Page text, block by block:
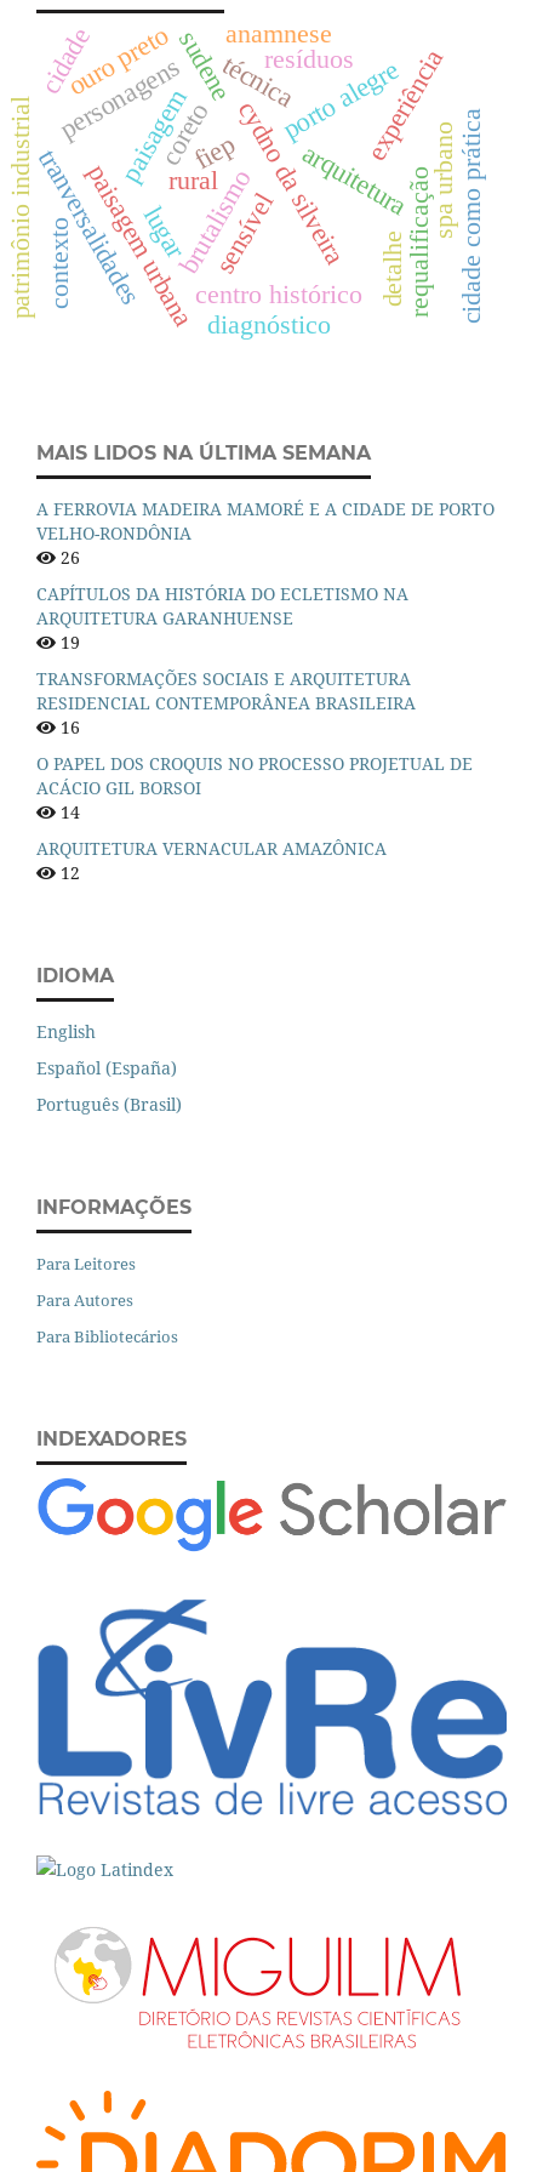
brutalismo
fiepcydno da silveira
paisagem urbana
porto alegre
centro histórico
arquitetura
lugar
tranversalidades detalhe
contexto
paisagemrural
experiência
sensível
técnica
personagens
patrimônio industrial
sudene
coreto
ouro preto anamnese
requalificaçãospa urbano
diagnóstico cidade como prática
resíduos
cidade
MAIS LIDOS NA ÚLTIMA SEMANA
A FERROVIA MADEIRA MAMORÉ E A CIDADE DE PORTO
VELHO-RONDÔNIA
26
CAPÍTULOS DA HISTÓRIA DO ECLETISMO NA
ARQUITETURA GARANHUENSE
19
TRANSFORMAÇÕES SOCIAIS E ARQUITETURA
RESIDENCIAL CONTEMPORÂNEA BRASILEIRA
16
O PAPEL DOS CROQUIS NO PROCESSO PROJETUAL DE
ACÁCIO GIL BORSOI
14
ARQUITETURA VERNACULAR AMAZÔNICA
12
IDIOMA
English
Español (España)
Português (Brasil)
INFORMAÇÕES
Para Leitores
Para Autores
Para Bibliotecários
INDEXADORES